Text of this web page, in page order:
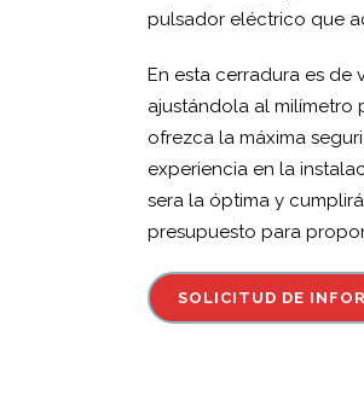
pulsador eléctrico que
En esta cerradura es de
ajustándola al milímetro
ofrezca la máxima
experiencia en la
sera la óptima y
presupuesto para
SOLICITUD DE